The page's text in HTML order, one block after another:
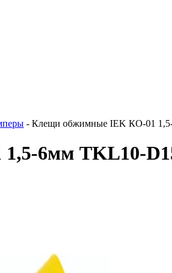
- Клещи обжимные IEK КО-01
6мм TKL10-